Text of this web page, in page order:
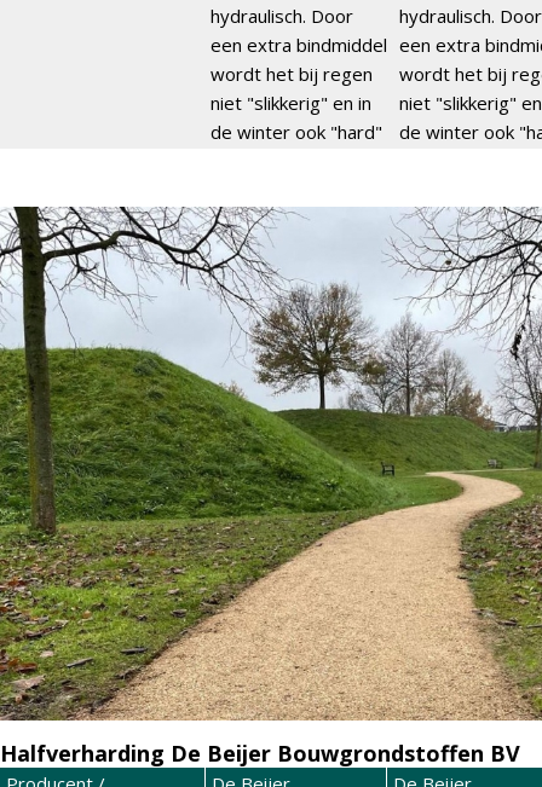
hydraulisch. Door
een extra bindmiddel
wordt het bij regen
niet "slikkerig" en in
de winter ook "hard"
hydraulisch. Door
een extra
wordt het bij
niet "slikkerig"
de winter ook
Halfverharding De Beijer Bouwgrondstoffen BV